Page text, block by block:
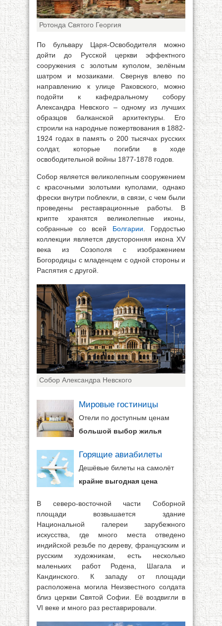
Ротонда Святого Георгия
По бульвару Царя-Освободителя можно
дойти до Русской церкви эффектного
сооружения с золотым куполом, зелёным
шатром и мозаиками. Свернув влево по
направлению к улице Раковского, можно
подойти к кафедральному собору
Александра Невского – одному из лучших
образцов балканской архитектуры. Его
строили на народные пожертвования в 1882-
1924 годах в память о 200 тысячах русских
солдат, которые погибли в ходе
освободительной войны 1877-1878 годов.
Собор является великолепным сооружением
с красочными золотыми куполами, однако
фрески внутри поблекли, в связи, с чем были
проведены реставрационные работы. В
крипте хранятся великолепные иконы,
собранные со всей Болгарии . Гордостью
коллекции является двусторонняя икона XV
века из Созополя с изображением
Богородицы с младенцем с одной стороны и
Распятия с другой.
Собор Александра Невского
Мировые гостиницы
Отели по доступным ценам
большой выбор жилья
Горящие авиабилеты
Дешёвые билеты на самолёт
крайне выгодная цена
В северо-восточной части Соборной
площади возвышается здание
Национальной галереи зарубежного
искусства, где много места отведено
индийской резьбе по дереву, французским и
русским художникам, есть несколько
маленьких работ Родена, Шагала и
Кандинского. К западу от площади
расположена могила Неизвестного солдата
близ церкви Святой Софии. Её воздвигли в
VI веке и много раз реставрировали.